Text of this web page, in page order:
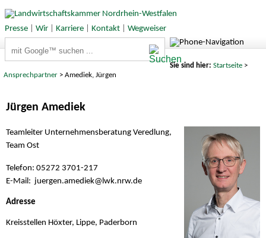
Presse| Wir| Karriere| Kontakt| Wegweiser
Sie sind hier: Startseite>
Ansprechpartner > Amediek, Jürgen
Jürgen Amediek
Teamleiter Unternehmensberatung Veredlung,
Team Ost
Telefon: 05272 3701-217
E-Mail: juergen.amediek@ lwk.nrw.de
Adresse
Kreisstellen Höxter, Lippe, Paderborn